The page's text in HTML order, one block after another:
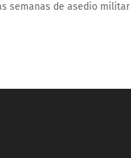
semanas de asedio